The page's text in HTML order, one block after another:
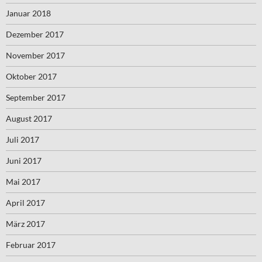
Januar 2018
Dezember 2017
November 2017
Oktober 2017
September 2017
August 2017
Juli 2017
Juni 2017
Mai 2017
April 2017
März 2017
Februar 2017